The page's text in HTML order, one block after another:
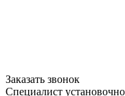
Заказать звонок
Специалист